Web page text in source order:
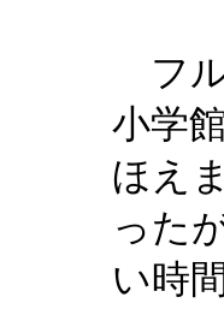
フル
小学
ほえ
った
い時